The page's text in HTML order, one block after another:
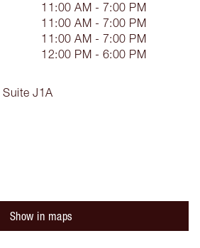
Suite J1A
11:00 AM - 7:00 PM
11:00 AM - 7:00 PM
11:00 AM - 7:00 PM
12:00 PM - 6:00 PM
Show in maps